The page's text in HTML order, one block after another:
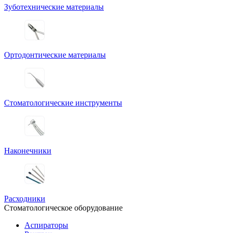
Зуботехнические материалы
Ортодонтические материалы
Стоматологические инструменты
Наконечники
Расходники
Стоматологическое оборудование
Аспираторы